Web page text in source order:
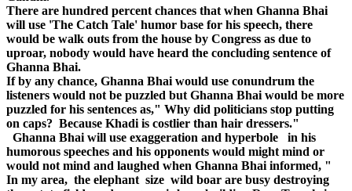
There are hundred percent chances that when Ghanna Bhai
will use 'The Catch Tale' humor base for his speech, there
would be walk outs from the house by Congress as due to
uproar, nobody would have heard the concluding sentence of
Ghanna Bhai.
If by any chance, Ghanna Bhai would use conundrum the
listeners would not be puzzled but Ghanna Bhai would be more
puzzled for his sentences as," Why did politicians stop putting
on caps? Because Khadi is costlier than hair dressers."
Ghanna Bhai will use exaggeration and hyperbole in his
humorous speeches and his opponents would might mind or
would not mind and laughed when Ghanna Bhai informed, "
In my area, the elephant size wild boar are busy destroying